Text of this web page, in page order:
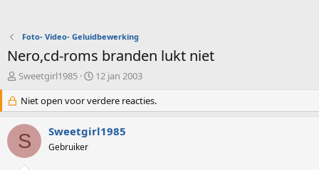
Foto- Video- Geluidbewerking
Nero,cd-roms branden lukt niet
O
d
e
r
w
e
Sweetgirl1985
S
a
r
t
d
12 jan 2003
Niet open voor verdere reacties.
S Sweetgirl1985
Gebruiker